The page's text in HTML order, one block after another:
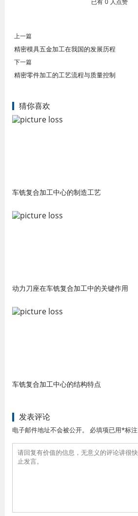
已有 0 人点赞
上一篇
精密模具五金加工在我国的发展历程
下一篇
精密零件加工的工艺流程与质量控制
猜你喜欢
车铣复合加工中心的制造工艺
动力刀座在车铣复合加工中的关键作用
车铣复合加工中心的结构特点
发表评论
电子邮件地址不会被公开。 必填项已用*标注